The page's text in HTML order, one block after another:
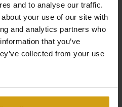
and to analyse our traffic.
your use of our site with
and analytics partners who
that you’ve
collected from your use